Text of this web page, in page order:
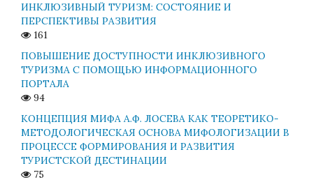
ИНКЛЮЗИВНЫЙ ТУРИЗМ: СОСТОЯНИЕ И
ПЕРСПЕКТИВЫ РАЗВИТИЯ
161
ПОВЫШЕНИЕ ДОСТУПНОСТИ ИНКЛЮЗИВНОГО
ТУРИЗМА С ПОМОЩЬЮ ИНФОРМАЦИОННОГО
ПОРТАЛА
94
КОНЦЕПЦИЯ МИФА А.Ф. ЛОСЕВА КАК ТЕОРЕТИКО-
МЕТОДОЛОГИЧЕСКАЯ ОСНОВА МИФОЛОГИЗАЦИИ В
ПРОЦЕССЕ ФОРМИРОВАНИЯ И РАЗВИТИЯ
ТУРИСТСКОЙ ДЕСТИНАЦИИ
75